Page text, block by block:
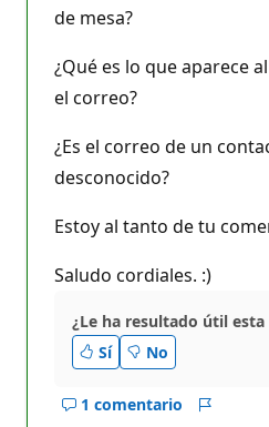
de mesa?
¿Qué es lo que aparece
el correo?
¿Es el correo de un
desconocido?
Estoy al tanto de tu
Saludo cordiales. :)
¿Le ha resultado útil esta
Sí
No
1 comentario
Mostrar